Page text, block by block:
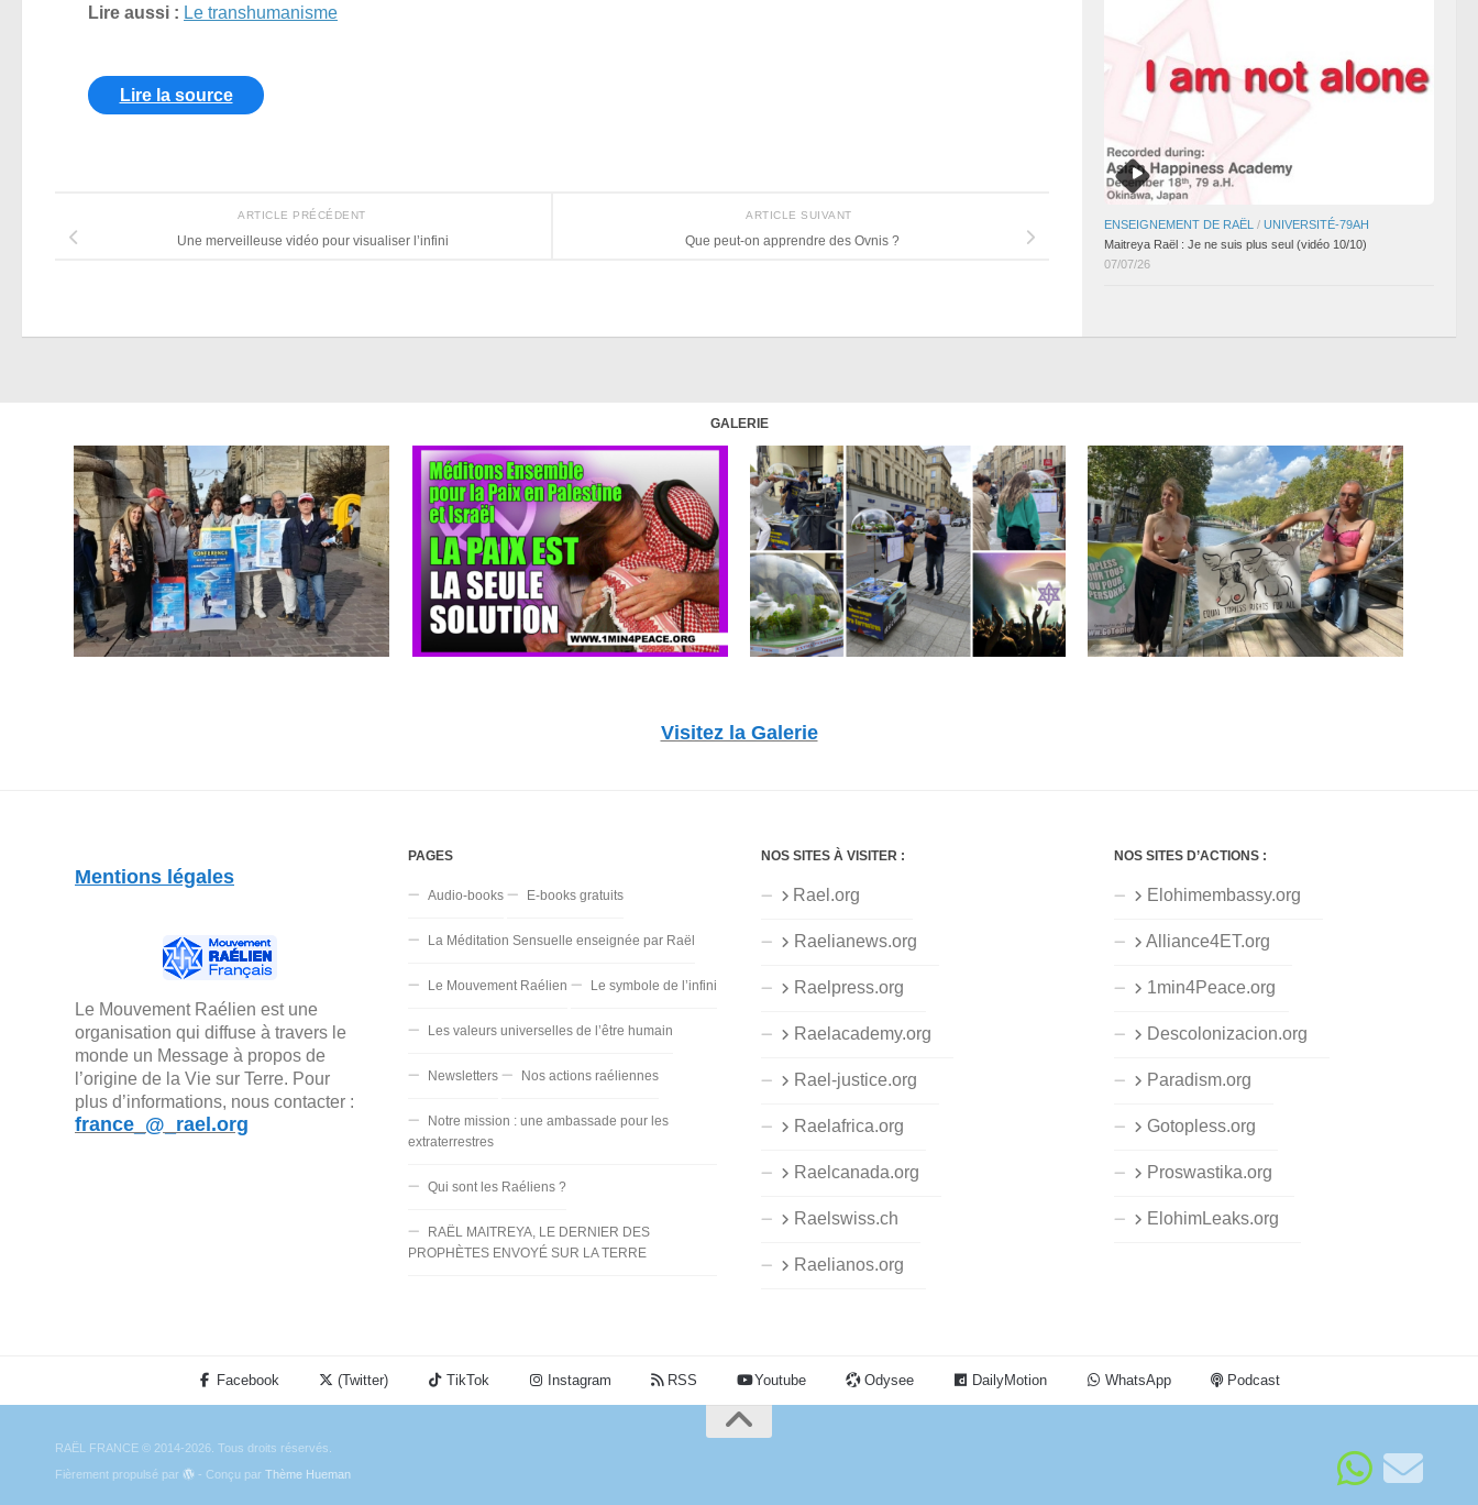
Lire aussi : Le transhumanisme
Lire la source
ARTICLE SUIVANT
Que peut-on apprendre des Ovnis ?
ARTICLE PRÉCÉDENT
Une merveilleuse vidéo pour visualiser l’infini
ENSEIGNEMENT DE RAËL / UNIVERSITÉ-79AH
Maitreya Raël : Je ne suis plus seul (vidéo 10/10)
07/07/26
GALERIE
Visitez la Galerie
Mentions légales
Le Mouvement Raélien est une
organisation qui diffuse à travers le
monde un Message à propos de
l’origine de la Vie sur Terre. Pour
plus d’informations, nous contacter :
france_@_rael.org
PAGES
Audio-books E-books gratuits
La Méditation Sensuelle enseignée par Raël
Le Mouvement Raélien Le symbole de l’infini
Les valeurs universelles de l’être humain
Newsletters Nos actions raéliennes
Notre mission : une ambassade pour les
extraterrestres
Qui sont les Raéliens ?
RAËL MAITREYA, LE DERNIER DES
PROPHÈTES ENVOYÉ SUR LA TERRE
NOS SITES À VISITER :
Rael.org
Raelianews.org
Raelpress.org
Raelacademy.org
Rael-justice.org
Raelafrica.org
Raelcanada.org
Raelswiss.ch
Raelianos.org
NOS SITES D’ACTIONS :
Elohimembassy.org
Alliance4ET.org
1min4Peace.org
Descolonizacion.org
Paradism.org
Gotopless.org
Proswastika.org
ElohimLeaks.org
Facebook (Twitter) TikTok Instagram RSS Youtube Odysee DailyMotion WhatsApp Podcast
RAËL FRANCE © 2014-2026. Tous droits réservés.
Fièrement propulsé par
- Conçu par Thème Hueman